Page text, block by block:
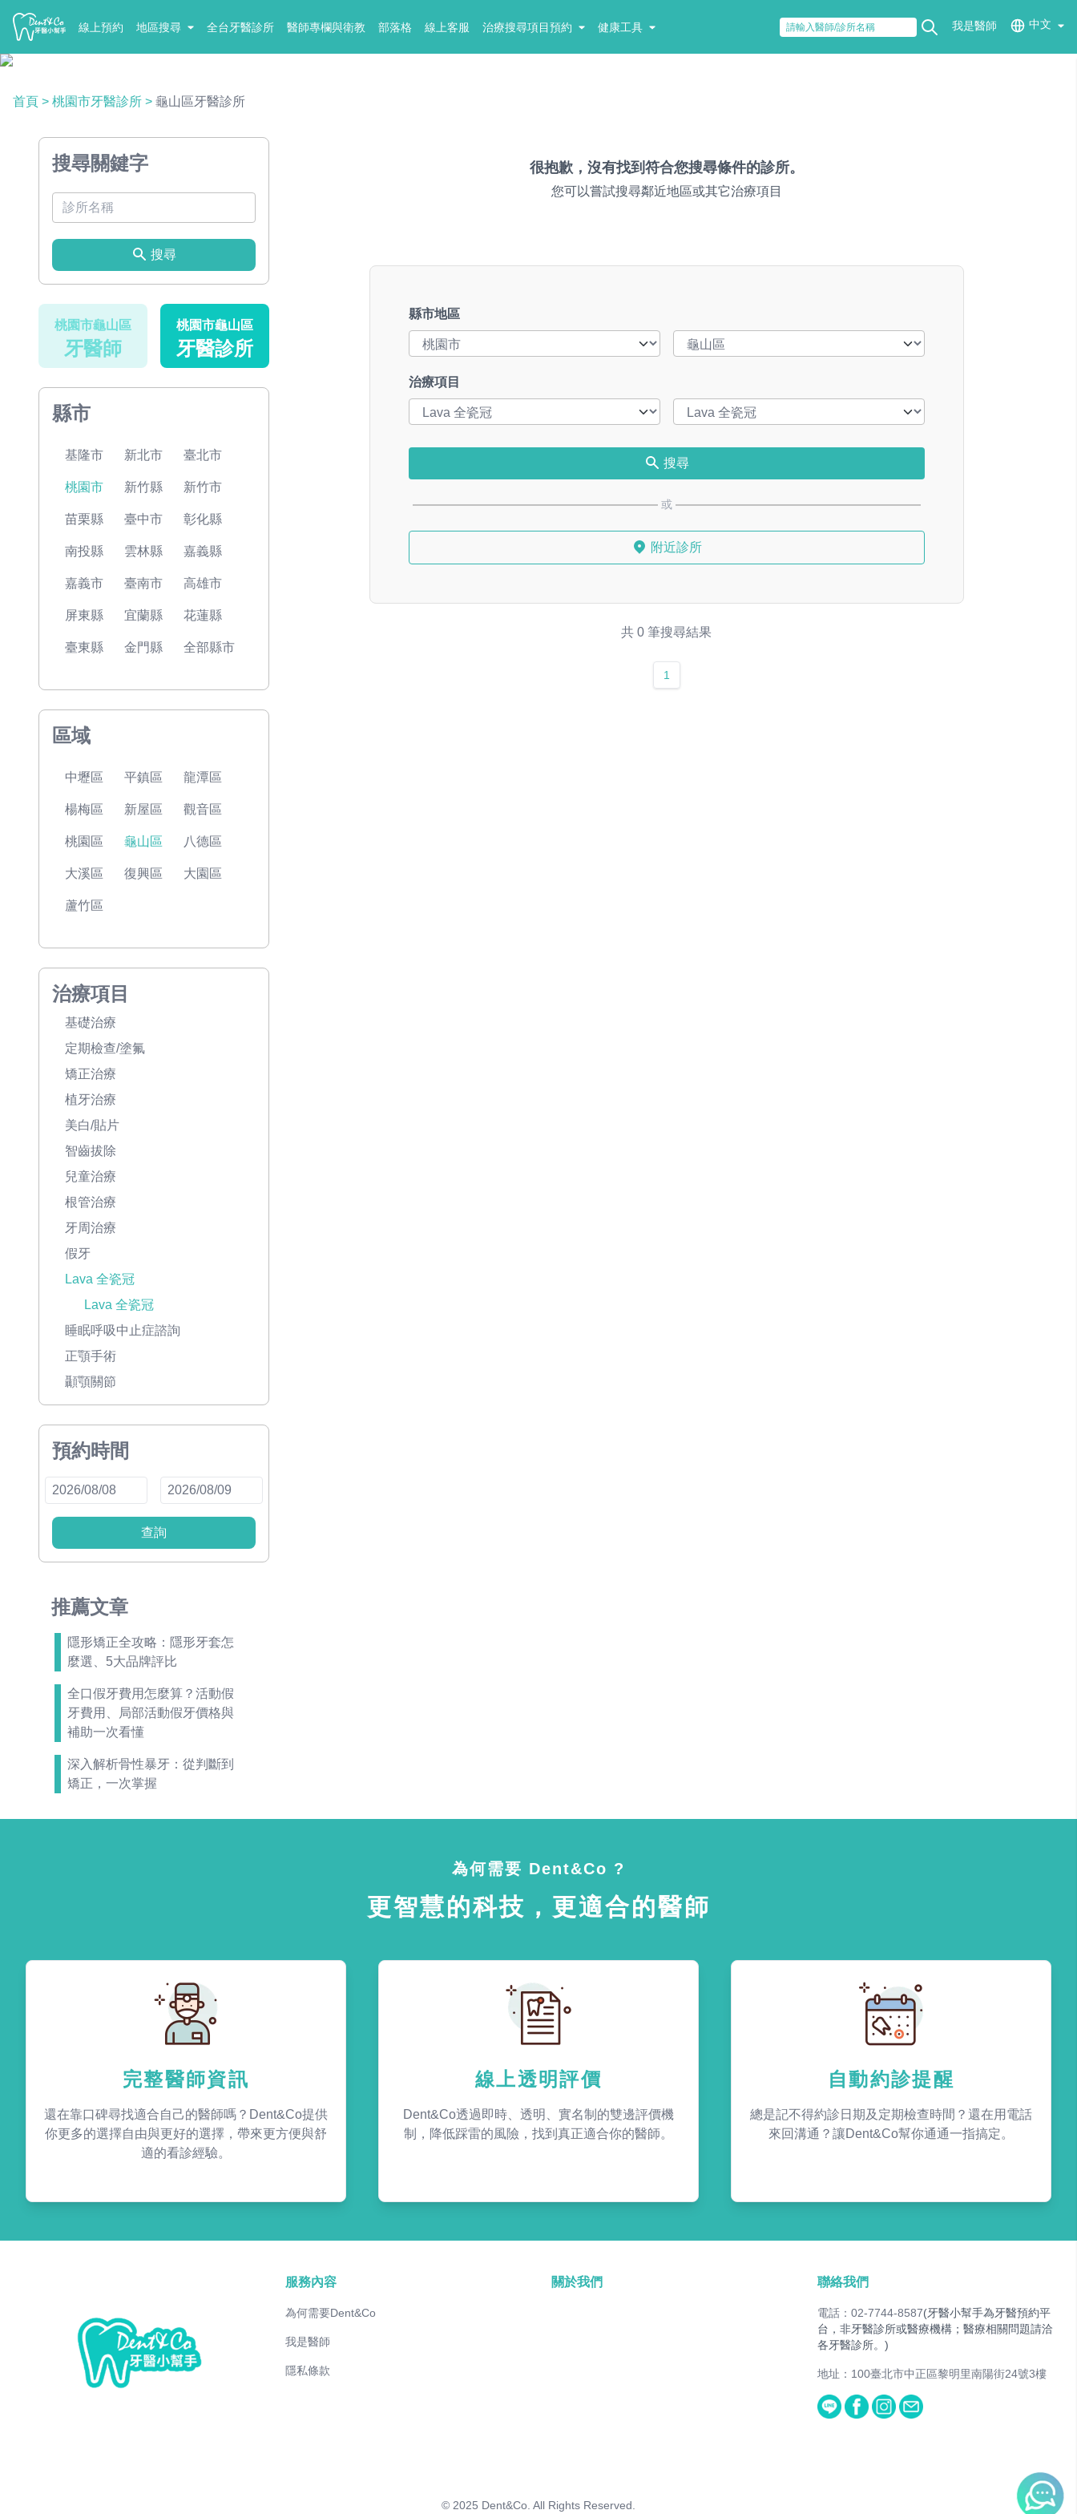
線上預約 地區搜尋 全台牙醫診所 醫師專欄與衛教 部落格 線上客服 治療搜尋項目預約 健康工具 我是醫師 中文
首頁 > 桃園市牙醫診所 > 龜山區牙醫診所
搜尋關鍵字
搜尋
桃園市龜山區
牙醫師
桃園市龜山區
牙醫診所
縣市
基隆市 新北市 臺北市
桃園市 新竹縣 新竹市
苗栗縣 臺中市 彰化縣
南投縣 雲林縣 嘉義縣
嘉義市 臺南市 高雄市
屏東縣 宜蘭縣 花蓮縣
臺東縣 金門縣 全部縣市
區域
中壢區 平鎮區 龍潭區
楊梅區 新屋區 觀音區
桃園區 龜山區 八德區
大溪區 復興區 大園區
蘆竹區
治療項目
基礎治療
定期檢查/塗氟
矯正治療
植牙治療
美白/貼片
智齒拔除
兒童治療
根管治療
牙周治療
假牙
Lava 全瓷冠
Lava 全瓷冠
睡眠呼吸中止症諮詢
正顎手術
顳顎關節
預約時間
查詢
推薦文章
隱形矯正全攻略：隱形牙套怎
麼選、5大品牌評比
全口假牙費用怎麼算？活動假
牙費用、局部活動假牙價格與
補助一次看懂
深入解析骨性暴牙：從判斷到
矯正，一次掌握
很抱歉，沒有找到符合您搜尋條件的診所。
您可以嘗試搜尋鄰近地區或其它治療項目
縣市地區
治療項目
搜尋
或
附近診所
共 0 筆搜尋結果
1
為何需要 Dent&Co ?
更智慧的科技，更適合的醫師
完整醫師資訊
還在靠口碑尋找適合自己的醫師嗎？Dent&Co提供
你更多的選擇自由與更好的選擇，帶來更方便與舒
適的看診經驗。
線上透明評價
Dent&Co透過即時、透明、實名制的雙邊評價機
制，降低踩雷的風險，找到真正適合你的醫師。
自動約診提醒
總是記不得約診日期及定期檢查時間？還在用電話
來回溝通？讓Dent&Co幫你通通一指搞定。
服務內容
為何需要Dent&Co
我是醫師
隱私條款
關於我們 聯絡我們
電話：02-7744-8587(牙醫小幫手為牙醫預約平
台，非牙醫診所或醫療機構；醫療相關問題請洽
各牙醫診所。)
地址：100臺北市中正區黎明里南陽街24號3樓
© 2025 Dent&Co. All Rights Reserved.